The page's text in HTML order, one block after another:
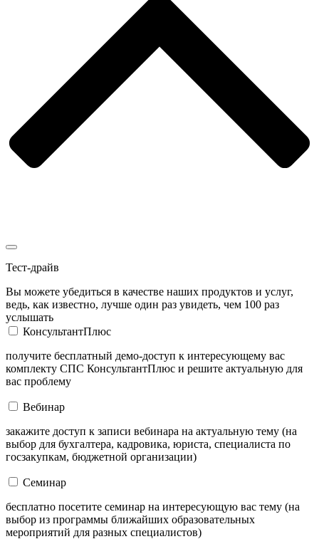
Тест-драйв
Вы можете убедиться в качестве наших продуктов и услуг,
ведь, как известно, лучше один раз увидеть, чем 100 раз
услышать
КонсультантПлюс
получите бесплатный демо-доступ к интересующему вас
комплекту СПС КонсультантПлюс и решите актуальную для
вас проблему
Вебинар
закажите доступ к записи вебинара на актуальную тему (на
выбор для бухгалтера, кадровика, юриста, специалиста по
госзакупкам, бюджетной организации)
Семинар
бесплатно посетите семинар на интересующую вас тему (на
выбор из программы ближайших образовательных
мероприятий для разных специалистов)